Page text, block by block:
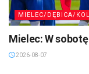
MIELEC/DĘBICA/
Mielec: W
2026-08-07